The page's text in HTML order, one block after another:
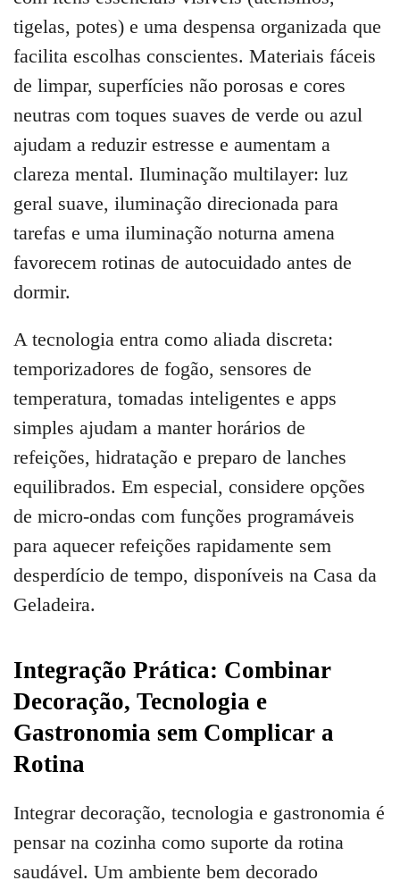
tigelas, potes) e uma despensa organizada que
facilita escolhas conscientes. Materiais fáceis
de limpar, superfícies não porosas e cores
neutras com toques suaves de verde ou azul
ajudam a reduzir estresse e aumentam a
clareza mental. Iluminação multilayer: luz
geral suave, iluminação direcionada para
tarefas e uma iluminação noturna amena
favorecem rotinas de autocuidado antes de
dormir.
A tecnologia entra como aliada discreta:
temporizadores de fogão, sensores de
temperatura, tomadas inteligentes e apps
simples ajudam a manter horários de
refeições, hidratação e preparo de lanches
equilibrados. Em especial, considere opções
de micro-ondas com funções programáveis
para aquecer refeições rapidamente sem
desperdício de tempo, disponíveis na Casa da
Geladeira.
Integração Prática: Combinar
Decoração, Tecnologia e
Gastronomia sem Complicar a
Rotina
Integrar decoração, tecnologia e gastronomia é
pensar na cozinha como suporte da rotina
saudável. Um ambiente bem decorado